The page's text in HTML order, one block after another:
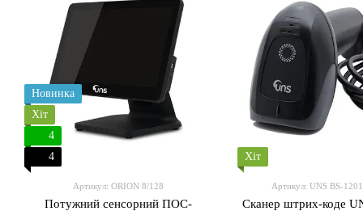
Новинка
Хіт
4
4
Артикул: ORION 8/128
Потужний сенсорний ПОС-
Хіт
Артикул: UNS BS-
Cканер штрих-кодe